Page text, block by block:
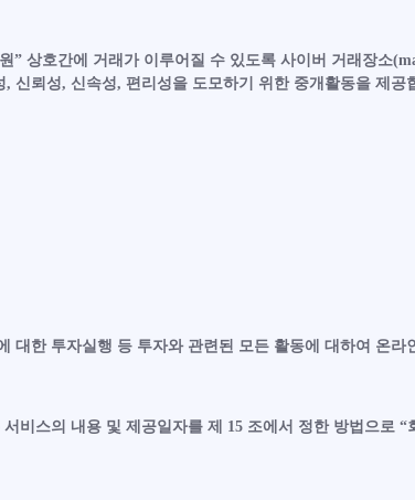
” 상호간에 거래가 이루어질 수 있도록 사이버 거래장소
신뢰성, 신속성, 편리성을 도모하기 위한 중개활동을 제공
한 투자실행 등 투자와 관련된 모든 활동에 대하여 온라
비스의 내용 및 제공일자를 제 15 조에서 정한 방법으로 “